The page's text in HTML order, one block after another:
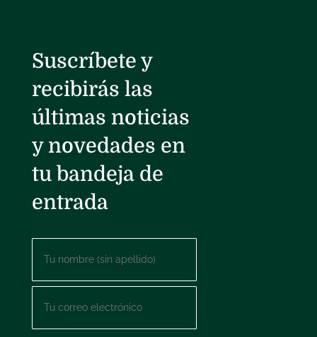
Suscríbete y
recibirás las
últimas noticias
y novedades en
tu bandeja de
entrada